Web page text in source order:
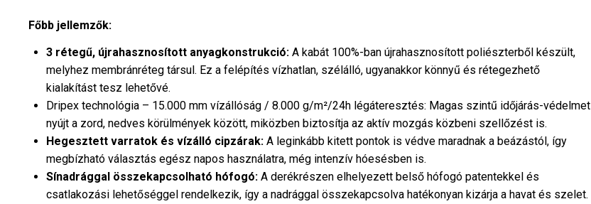
Főbb jellemzők:
3 rétegű, újrahasznosított anyagkonstrukció: A kabát 100%-ban újrahasznosított poliészterből készült,
melyhez membránréteg társul. Ez a felépítés vízhatlan, szélálló, ugyanakkor könnyű és rétegezhető
kialakítást tesz lehetővé.
Dripex technológia – 15.000 mm vízállóság / 8.000 g/m²/24h légáteresztés: Magas szintű időjárás-védelmet
nyújt a zord, nedves körülmények között, miközben biztosítja az aktív mozgás közbeni szellőzést is.
Hegesztett varratok és vízálló cipzárak: A leginkább kitett pontok is védve maradnak a beázástól, így
megbízható választás egész napos használatra, még intenzív hóesésben is.
Sínadrággal összekapcsolható hófogó: A derékrészen elhelyezett belső hófogó patentekkel és
csatlakozási lehetőséggel rendelkezik, így a nadrággal összekapcsolva hatékonyan kizárja a havat és szelet.